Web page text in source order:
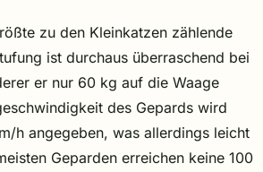
zu den Kleinkatzen zählende
ist durchaus überraschend bei
er nur 60 kg auf die Waage
des Gepards wird
h angegeben, was allerdings leicht
Geparden erreichen keine 100